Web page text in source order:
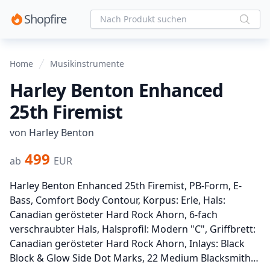
Shopfire
Home Musikinstrumente
Harley Benton Enhanced
25th Firemist
von Harley Benton
ab 499 EUR
Harley Benton Enhanced 25th Firemist, PB-Form, E-
Bass, Comfort Body Contour, Korpus: Erle, Hals:
Canadian gerösteter Hard Rock Ahorn, 6-fach
verschraubter Hals, Halsprofil: Modern "C", Griffbrett:
Canadian gerösteter Hard Rock Ahorn, Inlays: Black
Block & Glow Side Dot Marks, 22 Medium Blacksmith